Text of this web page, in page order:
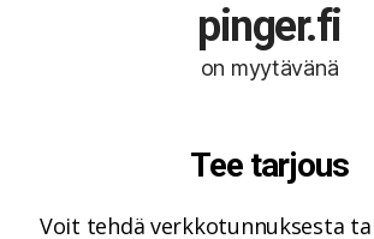
pinger.fi
on myytävänä
Tee tarjous
Voit tehdä verkkotunnuksesta